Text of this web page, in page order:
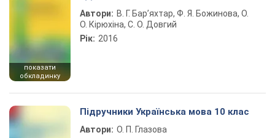
показати
обкладинку
Автори: В. Г. Бар’яхтар, Ф. Я. Божинова, О.
О. Кірюхіна, С. О. Довгий
Рік: 2016
Підручники Українська мова 10 клас
Автори: О. П. Глазова